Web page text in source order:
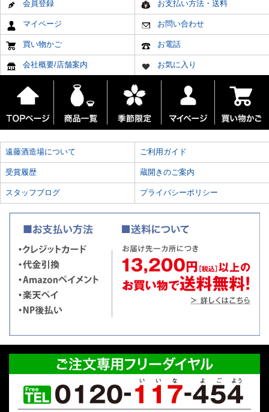
会員登録 お支払い方法・送料
マイページ お問い合わせ
買い物かご お電話
会社概要/店舗案内 お気に入り
遠藤酒造場について ご利用ガイド
受賞履歴 蔵開きのご案内
スタッフブログ プライバシーポリシー